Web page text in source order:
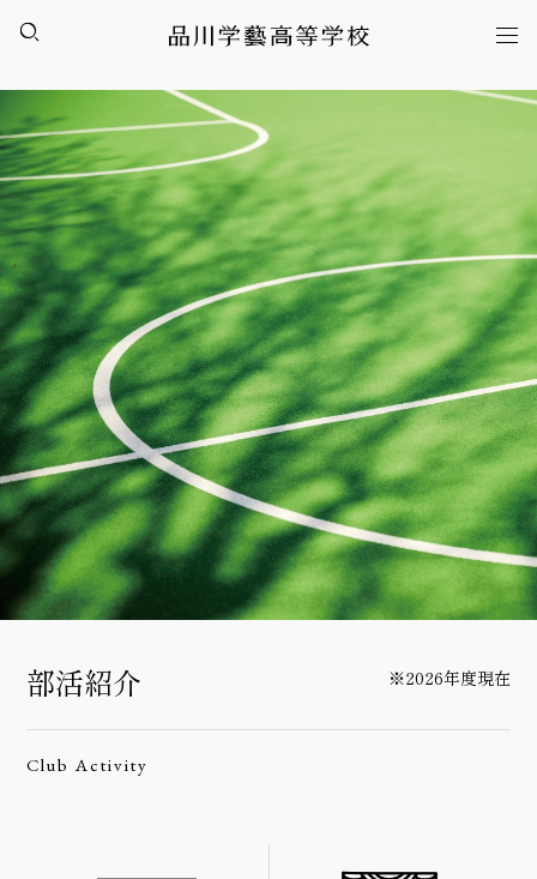
部活紹介 ※2026年度現在
Club Activity